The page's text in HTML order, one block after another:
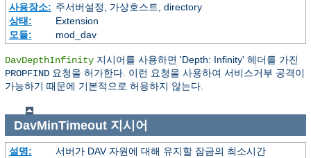
사용장소: 주서버설정, 가상호스트, directory
상태:
Extension
모듈:
mod_dav
DavDepthInfinity 지시어를 사용하면 'Depth: Infinity' 헤더를 가진
PROPFIND 요청을 허가한다. 이런 요청을 사용하여 서비스거부 공격이
가능하기 때문에 기본적으로 허용하지 않는다.
DavMinTimeout지시어
설명:
서버가 DAV 자원에 대해 유지할 잠금의 최소시간